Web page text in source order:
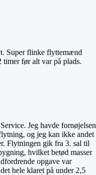
Super flinke flyttemænd
timer før alt var på plads.
Jeg havde fornøjelsen
og jeg kan ikke andet
Flytningen gik fra 3. sal til
hvilket betød masser
opgave var
hele klaret på under 2,5